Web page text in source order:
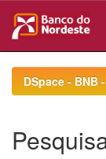
navigationDSpace - BNB